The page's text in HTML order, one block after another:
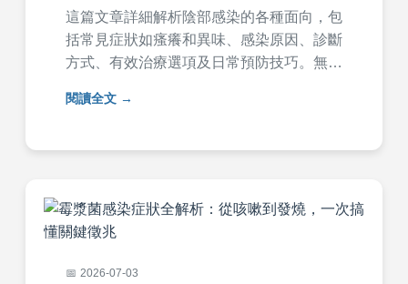
這篇文章詳細解析陰部感染的各種面向，包
括常見症狀如瘙癢和異味、感染原因、診斷
方式、有效治療選項及日常預防技巧。無論
實用解答。文中還包含醫師建議的常見問
有女性參考。
閱讀全文
2026-07-03